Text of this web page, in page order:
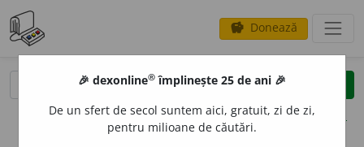
savings Donează
clear
opțiuni
🎉 dexonline® împlinește 25 de ani 🎉
De un sfert de secol suntem aici, gratuit, zi de zi,
pentru milioane de căutări.